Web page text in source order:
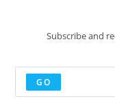
Subscribe and
GO